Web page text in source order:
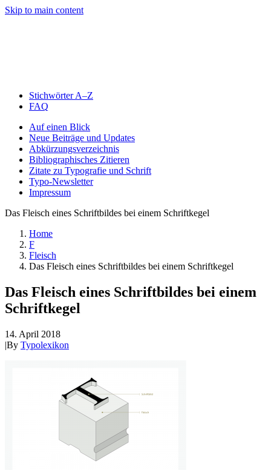
Skip to main content
Stichwörter A–Z
FAQ
Auf einen Blick
Neue Beiträge und Updates
Abkürzungsverzeichnis
Bibliographisches Zitieren
Zitate zu Typografie und Schrift
Typo-Newsletter
Impressum
Das Fleisch eines Schriftbildes bei einem Schriftkegel
Home
F
Fleisch
Das Fleisch eines Schriftbildes bei einem Schriftkegel
Das Fleisch eines Schriftbildes bei einem
Schriftkegel
14. April 2018
|By Typolexikon